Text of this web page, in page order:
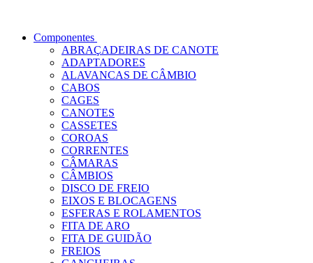
Componentes
ABRAÇADEIRAS DE CANOTE
ADAPTADORES
ALAVANCAS DE CÂMBIO
CABOS
CAGES
CANOTES
CASSETES
COROAS
CORRENTES
CÂMARAS
CÂMBIOS
DISCO DE FREIO
EIXOS E BLOCAGENS
ESFERAS E ROLAMENTOS
FITA DE ARO
FITA DE GUIDÃO
FREIOS